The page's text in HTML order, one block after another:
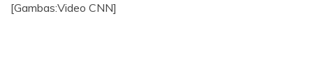
[Gambas:Video CNN]